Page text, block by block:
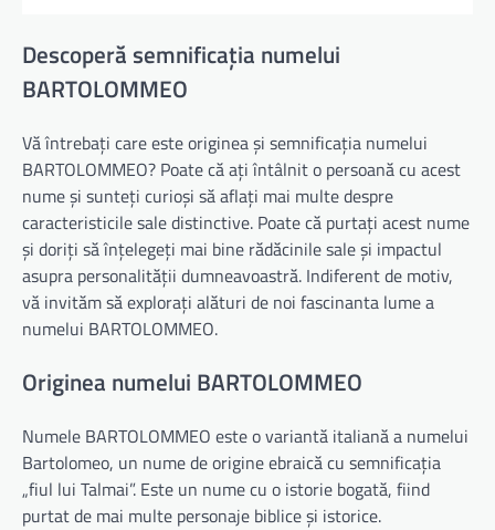
Descoperă semnificația numelui
BARTOLOMMEO
Vă întrebați care este originea și semnificația numelui
BARTOLOMMEO? Poate că ați întâlnit o persoană cu acest
nume și sunteți curioși să aflați mai multe despre
caracteristicile sale distinctive. Poate că purtați acest nume
și doriți să înțelegeți mai bine rădăcinile sale și impactul
asupra personalității dumneavoastră. Indiferent de motiv,
vă invităm să explorați alături de noi fascinanta lume a
numelui BARTOLOMMEO.
Originea numelui BARTOLOMMEO
Numele BARTOLOMMEO este o variantă italiană a numelui
Bartolomeo, un nume de origine ebraică cu semnificația
„fiul lui Talmai”. Este un nume cu o istorie bogată, fiind
purtat de mai multe personaje biblice și istorice.